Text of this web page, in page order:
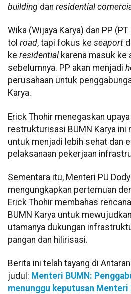
building dan residential
Wika (Wijaya Karya) dan PP
tol road, tapi fokus ke seaport
ke residential karena masuk ke
sebelumnya. PP akan menjadi
perusahaan untuk
Karya.
Erick Thohir menegaskan
restrukturisasi BUMN Karya ini
untuk menjadi lebih sehat dan
pelaksanaan pekerjaan
Sementara itu, Menteri PU
mengungkapkan pertemuan
Erick Thohir membahas
BUMN Karya untuk
utamanya dukungan
pangan dan hilirisasi.
Berita ini telah tayang di
judul: Menteri BUMN:
menunggu keputusan Menteri